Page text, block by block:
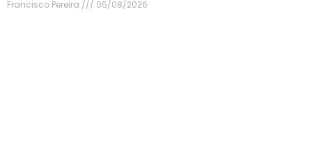
Francisco Pereira
05/08/2026